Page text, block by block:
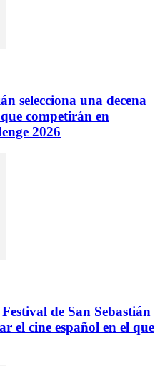
selecciona una decena
competirán en
2026
de San Sebastián
el cine español en el que